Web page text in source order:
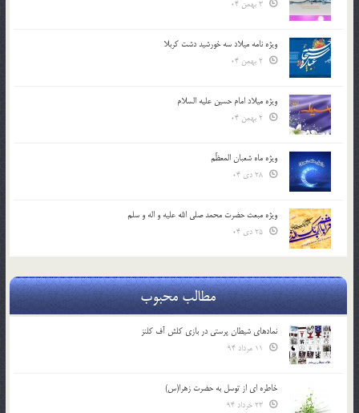
ویژه نامه میلاد سه خورشید دشت کربلا
ویژه میلاد امام حسین علیه السلام
ویژه ماه شعبان المعظّم
ویژه مبعث حضرت محمد صلی الله علیه و اله و سلم
مطالب محبوب
نمادهای شیطان پرستی در بازی کلش آف کلنز
خاطره ای از توسل به حضرت زهرا(س)